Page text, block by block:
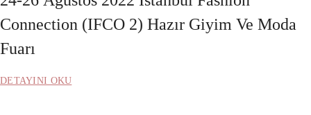
Connection (IFCO 2) Hazır Giyim Ve Moda
Fuarı
DETAYINI OKU